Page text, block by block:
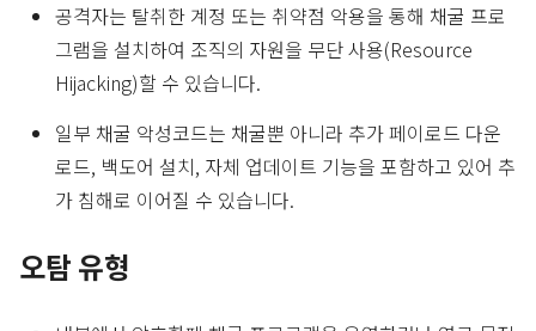
공격자는 탈취한 계정 또는 취약점 악용을 통해 채굴 프로
그램을 설치하여 조직의 자원을 무단 사용(Resource
Hijacking)할 수 있습니다.
일부 채굴 악성코드는 채굴뿐 아니라 추가 페이로드 다운
로드, 백도어 설치, 자체 업데이트 기능을 포함하고 있어 추
가 침해로 이어질 수 있습니다.
오탐 유형